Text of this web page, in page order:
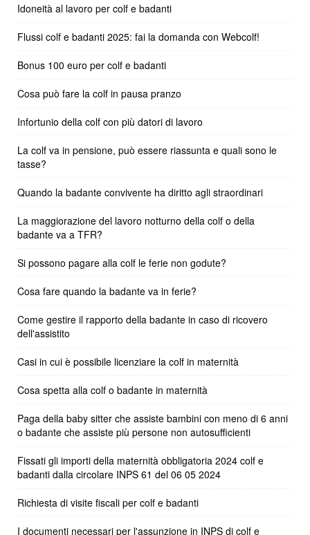
Idoneità al lavoro per colf e badanti
Flussi colf e badanti 2025: fai la domanda con Webcolf!
Bonus 100 euro per colf e badanti
Cosa può fare la colf in pausa pranzo
Infortunio della colf con più datori di lavoro
La colf va in pensione, può essere riassunta e quali sono le
tasse?
Quando la badante convivente ha diritto agli straordinari
La maggiorazione del lavoro notturno della colf o della
badante va a TFR?
Si possono pagare alla colf le ferie non godute?
Cosa fare quando la badante va in ferie?
Come gestire il rapporto della badante in caso di ricovero
dell'assistito
Casi in cui è possibile licenziare la colf in maternità
Cosa spetta alla colf o badante in maternità
Paga della baby sitter che assiste bambini con meno di 6 anni
o badante che assiste più persone non autosufficienti
Fissati gli importi della maternità obbligatoria 2024 colf e
badanti dalla circolare INPS 61 del 06 05 2024
Richiesta di visite fiscali per colf e badanti
I documenti necessari per l'assunzione in INPS di colf e